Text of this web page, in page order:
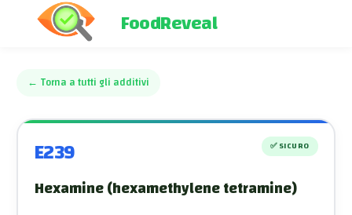
FoodReveal
← Torna a tutti gli additivi
E239 ✅SICURO
Hexamine (hexamethylene tetramine)